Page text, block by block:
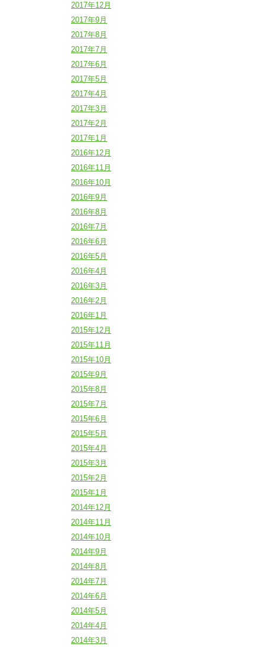
2017年12月
2017年9月
2017年8月
2017年7月
2017年6月
2017年5月
2017年4月
2017年3月
2017年2月
2017年1月
2016年12月
2016年11月
2016年10月
2016年9月
2016年8月
2016年7月
2016年6月
2016年5月
2016年4月
2016年3月
2016年2月
2016年1月
2015年12月
2015年11月
2015年10月
2015年9月
2015年8月
2015年7月
2015年6月
2015年5月
2015年4月
2015年3月
2015年2月
2015年1月
2014年12月
2014年11月
2014年10月
2014年9月
2014年8月
2014年7月
2014年6月
2014年5月
2014年4月
2014年3月